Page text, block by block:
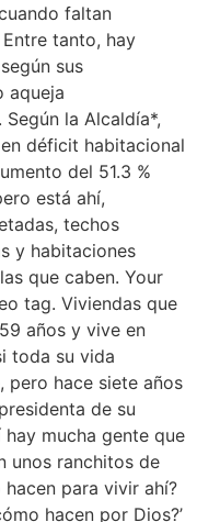
faltan
tanto, hay
sus
aqueja
la Alcaldía*,
déficit habitacional
del 51.3 %
está ahí,
techos
y habitaciones
que caben. Your
tag. Viviendas que
años y vive en
toda su vida
pero hace siete años
de su
hay mucha gente que
unos ranchitos de
hacen para vivir ahí?
hacen por Dios?’